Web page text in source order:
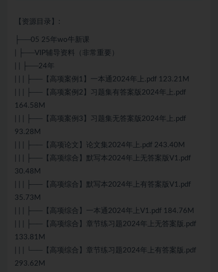
【资源目录】:
├──05 25年wo牛新课
| ├──VIP辅导资料（非常重要）
| | ├──24年
| | | ├──【高项案例1】一本通2024年上.pdf 123.21M
| | | ├──【高项案例2】习题集有答案版2024年上.pdf
164.58M
| | | ├──【高项案例3】习题集无答案版2024年上.pdf
93.28M
| | | ├──【高项论文】论文集2024年上.pdf 243.40M
| | | ├──【高项综合】默写本2024年上无答案版V1.pdf
30.48M
| | | ├──【高项综合】默写本2024年上有答案版V1.pdf
35.73M
| | | ├──【高项综合】一本通2024年上V1.pdf 184.76M
| | | ├──【高项综合】章节练习题2024年上无答案版.pdf
133.81M
| | | └──【高项综合】章节练习题2024年上有答案版.pdf
293.62M